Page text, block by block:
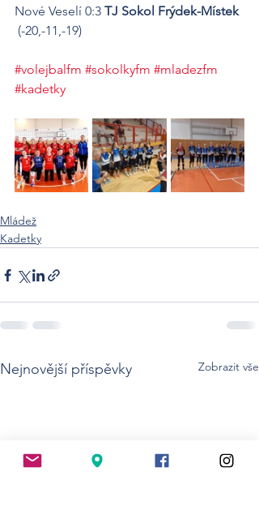
Nové Veselí 0:3 TJ Sokol Frýdek-Místek
(-20,-11,-19)
#volejbalfm #sokolkyfm #mladezfm
#kadetky
Mládež
Kadetky
Nejnovější příspěvky Zobrazit vše